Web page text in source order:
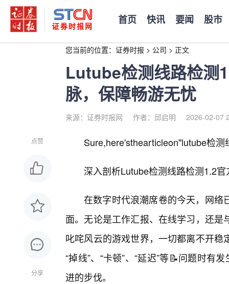
首页 快讯 要闻 股市
您当前的位置： 证券时报 > 公司 > 正文
Lutube检测线路检测
脉，保障畅游无忧
来源：证券时报网 作者：邱启明 2026-02-07
点赞
分享
Sure,here'sthearticleon"lutube检
深入剖析Lutube检测线路检测1.2
在数字时代浪潮席卷的今天，网络
面。无论是工作汇报、在线学习，还
叱咤风云的游戏世界，一切都离不开
“掉线”、“卡顿”、“延迟”等📝问题时有
进的步伐。